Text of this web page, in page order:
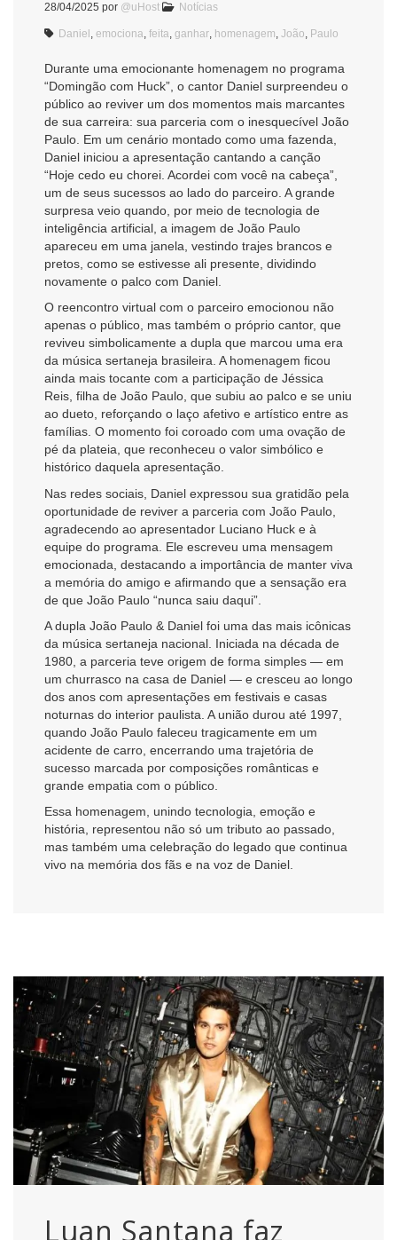
28/04/2025 por @uHost Notícias
Daniel emociona feita ganhar homenagem João Paulo
Durante uma emocionante homenagem no programa
“Domingão com Huck”, o cantor Daniel surpreendeu o
público ao reviver um dos momentos mais marcantes
de sua carreira: sua parceria com o inesquecível João
Paulo. Em um cenário montado como uma fazenda,
Daniel iniciou a apresentação cantando a canção
“Hoje cedo eu chorei. Acordei com você na cabeça”,
um de seus sucessos ao lado do parceiro. A grande
surpresa veio quando, por meio de tecnologia de
inteligência artificial, a imagem de João Paulo
apareceu em uma janela, vestindo trajes brancos e
pretos, como se estivesse ali presente, dividindo
novamente o palco com Daniel.
O reencontro virtual com o parceiro emocionou não
apenas o público, mas também o próprio cantor, que
reviveu simbolicamente a dupla que marcou uma era
da música sertaneja brasileira. A homenagem ficou
ainda mais tocante com a participação de Jéssica
Reis, filha de João Paulo, que subiu ao palco e se uniu
ao dueto, reforçando o laço afetivo e artístico entre as
famílias. O momento foi coroado com uma ovação de
pé da plateia, que reconheceu o valor simbólico e
histórico daquela apresentação.
Nas redes sociais, Daniel expressou sua gratidão pela
oportunidade de reviver a parceria com João Paulo,
agradecendo ao apresentador Luciano Huck e à
equipe do programa. Ele escreveu uma mensagem
emocionada, destacando a importância de manter viva
a memória do amigo e afirmando que a sensação era
de que João Paulo “nunca saiu daqui”.
A dupla João Paulo & Daniel foi uma das mais icônicas
da música sertaneja nacional. Iniciada na década de
1980, a parceria teve origem de forma simples — em
um churrasco na casa de Daniel — e cresceu ao longo
dos anos com apresentações em festivais e casas
noturnas do interior paulista. A união durou até 1997,
quando João Paulo faleceu tragicamente em um
acidente de carro, encerrando uma trajetória de
sucesso marcada por composições românticas e
grande empatia com o público.
Essa homenagem, unindo tecnologia, emoção e
história, representou não só um tributo ao passado,
mas também uma celebração do legado que continua
vivo na memória dos fãs e na voz de Daniel.
Luan Santana faz